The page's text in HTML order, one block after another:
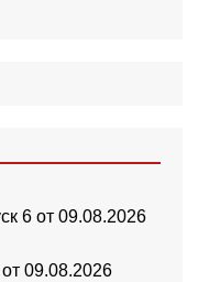
6 от 09.08.2026
09.08.2026